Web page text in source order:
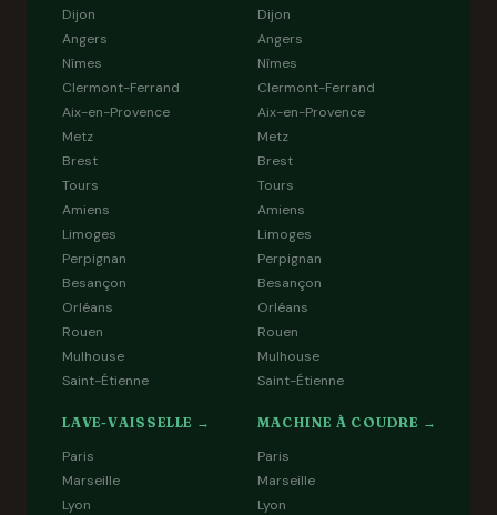
Dijon
Angers
Nîmes
Clermont-Ferrand
Aix-en-Provence
Metz
Brest
Tours
Amiens
Limoges
Perpignan
Besançon
Orléans
Rouen
Mulhouse
Saint-Étienne
Dijon
Angers
Nîmes
Clermont-Ferrand
Aix-en-Provence
Metz
Brest
Tours
Amiens
Limoges
Perpignan
Besançon
Orléans
Rouen
Mulhouse
Saint-Étienne
LAVE-VAISSELLE →
Paris
Marseille
Lyon
MACHINE À COUDRE →
Paris
Marseille
Lyon